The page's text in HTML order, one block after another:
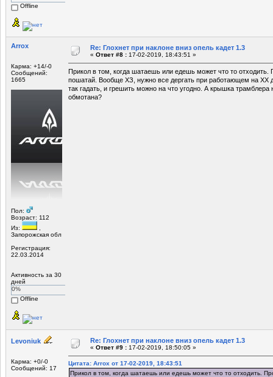
Offline
Arrox
Карма: +14/-0
Сообщений:
1665
Пол:
Возраст: 112
Из:
Запорожская обл
Регистрация:
22.03.2014
Активность за 30
дней
0%
Offline
Re: Глохнет при наклоне вниз опель кадет 1.3
« Ответ #8 : 17-02-2019, 18:43:51 »
Прикол в том, когда шатаешь или едешь может что то
пошатай. Вообще ХЗ, нужно все дергать при работающем на ХХ
так гадать, и грешить можно на что угодно. А крышка трамблера
обмотана?
Levoniuk
Карма: +0/-0
Сообщений: 17
Re: Глохнет при наклоне вниз опель кадет 1.3
« Ответ #9 : 17-02-2019, 18:50:05 »
Цитата: Arrox от 17-02-2019, 18:43:51
Прикол в том, когда шатаешь или едешь может что то отходить.